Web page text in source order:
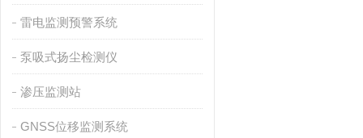
雷电监测预警系统
泵吸式扬尘检测仪
渗压监测站
GNSS位移监测系统